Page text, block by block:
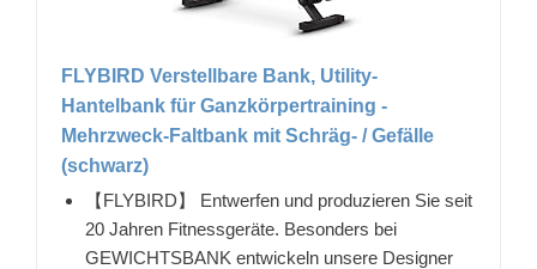
FLYBIRD Verstellbare Bank, Utility-
Hantelbank für Ganzkörpertraining -
Mehrzweck-Faltbank mit Schräg- / Gefälle
(schwarz)
【FLYBIRD】 Entwerfen und produzieren Sie seit
20 Jahren Fitnessgeräte. Besonders bei
GEWICHTSBANK entwickeln unsere Designer